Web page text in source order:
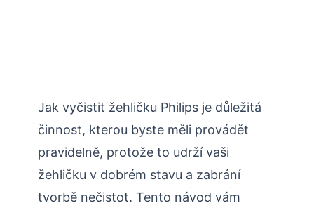
Jak vyčistit žehličku Philips je důležitá
činnost, kterou byste měli provádět
pravidelně, protože to udrží vaši
žehličku v dobrém stavu a zabrání
tvorbě nečistot. Tento návod vám